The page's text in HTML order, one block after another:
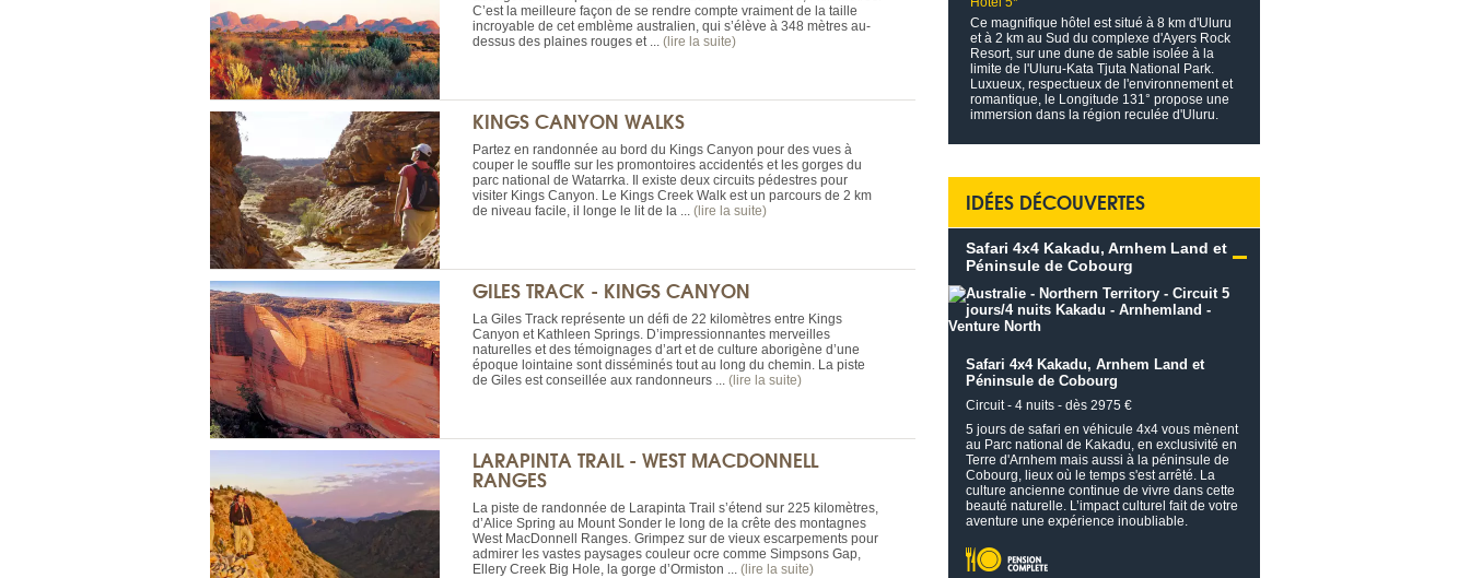
C’est la meilleure façon de se rendre compte vraiment de la taille
incroyable de cet emblème australien, qui s’élève à 348 mètres au-
dessus des plaines rouges et ... (lire la suite)
KINGS CANYON WALKS
Partez en randonnée au bord du Kings Canyon pour des vues à
couper le souffle sur les promontoires accidentés et les gorges du
parc national de Watarrka. Il existe deux circuits pédestres pour
visiter Kings Canyon. Le Kings Creek Walk est un parcours de 2 km
de niveau facile, il longe le lit de la ... (lire la suite)
GILES TRACK - KINGS CANYON
La Giles Track représente un défi de 22 kilomètres entre Kings
Canyon et Kathleen Springs. D’impressionnantes merveilles
naturelles et des témoignages d’art et de culture aborigène d’une
époque lointaine sont disséminés tout au long du chemin. La piste
de Giles est conseillée aux randonneurs ... (lire la suite)
LARAPINTA TRAIL - WEST MACDONNELL
RANGES
La piste de randonnée de Larapinta Trail s’étend sur 225 kilomètres,
d’Alice Spring au Mount Sonder le long de la crête des montagnes
West MacDonnell Ranges. Grimpez sur de vieux escarpements pour
admirer les vastes paysages couleur ocre comme Simpsons Gap,
Ellery Creek Big Hole, la gorge d’Ormiston ... (lire la suite)
Ce magnifique hôtel est situé à 8 km d'Uluru
et à 2 km au Sud du complexe d'Ayers Rock
Resort, sur une dune de sable isolée à la
limite de l'Uluru-Kata Tjuta National Park.
Luxueux, respectueux de l'environnement et
romantique, le Longitude 131° propose une
immersion dans la région reculée d'Uluru.
IDÉES DÉCOUVERTES
Safari 4x4 Kakadu, Arnhem Land et
Péninsule de Cobourg
Safari 4x4 Kakadu, Arnhem Land et
Péninsule de Cobourg
Circuit - 4 nuits - dès 2975 €
5 jours de safari en véhicule 4x4 vous mènent
au Parc national de Kakadu, en exclusivité en
Terre d'Arnhem mais aussi à la péninsule de
Cobourg, lieux où le temps s'est arrêté. La
culture ancienne continue de vivre dans cette
beauté naturelle. L’impact culturel fait de votre
aventure une expérience inoubliable.